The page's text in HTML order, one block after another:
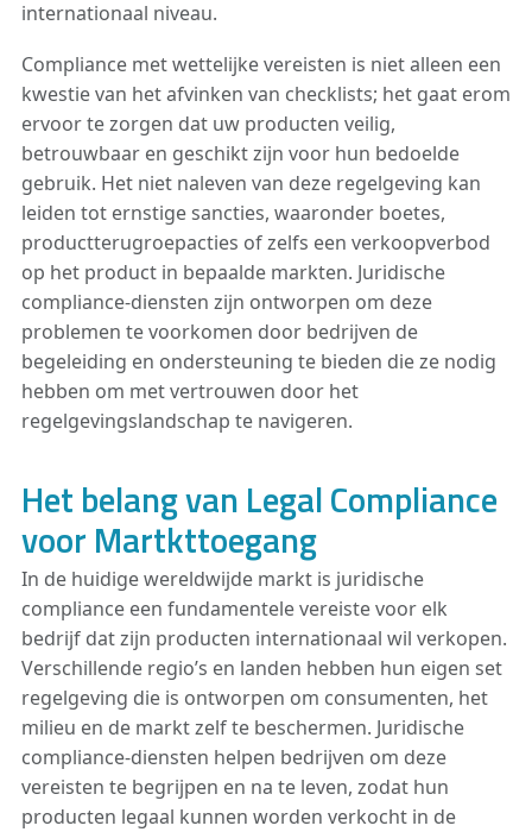
internationaal niveau.
Compliance met wettelijke vereisten is niet alleen een
kwestie van het afvinken van checklists; het gaat erom
ervoor te zorgen dat uw producten veilig,
betrouwbaar en geschikt zijn voor hun bedoelde
gebruik. Het niet naleven van deze regelgeving kan
leiden tot ernstige sancties, waaronder boetes,
productterugroepacties of zelfs een verkoopverbod
op het product in bepaalde markten. Juridische
compliance-diensten zijn ontworpen om deze
problemen te voorkomen door bedrijven de
begeleiding en ondersteuning te bieden die ze nodig
hebben om met vertrouwen door het
regelgevingslandschap te navigeren.
Het belang van Legal Compliance
voor Martkttoegang
In de huidige wereldwijde markt is juridische
compliance een fundamentele vereiste voor elk
bedrijf dat zijn producten internationaal wil verkopen.
Verschillende regio’s en landen hebben hun eigen set
regelgeving die is ontworpen om consumenten, het
milieu en de markt zelf te beschermen. Juridische
compliance-diensten helpen bedrijven om deze
vereisten te begrijpen en na te leven, zodat hun
producten legaal kunnen worden verkocht in de